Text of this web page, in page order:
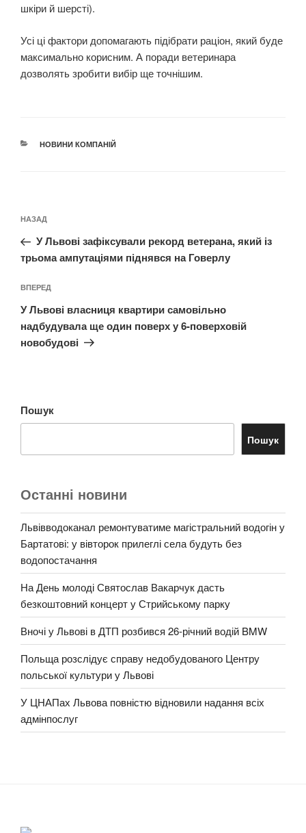
шкіри й шерсті).
Усі ці фактори допомагають підібрати раціон, який буде
максимально корисним. А поради ветеринара
дозволять зробити вибір ще точнішим.
КАТЕГОРІЇ
НОВИНИ КОМПАНІЙ
записів
Попередній
запис:
НАЗАД
У Львові зафіксували рекорд ветерана, який із
трьома ампутаціями піднявся на Говерлу
Наступний
запис
ВПЕРЕД
У Львові власниця квартири самовільно
надбудувала ще один поверх у 6-поверховій
новобудові
Пошук
Пошук
Останні новини
Львівводоканал ремонтуватиме магістральний водогін у
Бартатові: у вівторок прилеглі села будуть без
водопостачання
На День молоді Святослав Вакарчук дасть
безкоштовний концерт у Стрийському парку
Вночі у Львові в ДТП розбився 26-річний водій BMW
Польща розслідує справу недобудованого Центру
польської культури у Львові
У ЦНАПах Львова повністю відновили надання всіх
адмінпослуг